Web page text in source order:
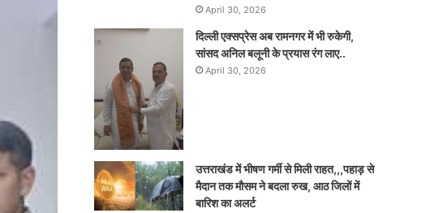
April 30, 2026
दिल्ली एक्सप्रेस अब रामनगर में भी रुकेगी,
सांसद अनिल बलूनी के प्रयास रंग लाए..
April 30, 2026
उत्तराखंड में भीषण गर्मी से मिली राहत,,,पहाड़ से
मैदान तक मौसम ने बदला रुख, आठ जिलों में
बारिश का अलर्ट